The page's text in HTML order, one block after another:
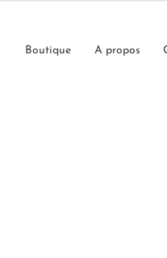
Boutique A propos